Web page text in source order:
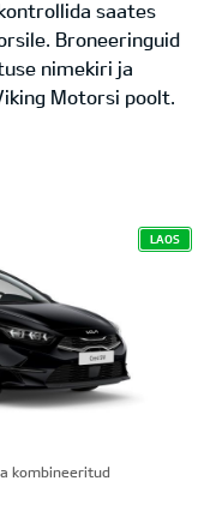
saates
Broneeringuid
nimekiri ja
Motorsi poolt.
LAOS
kombineeritud